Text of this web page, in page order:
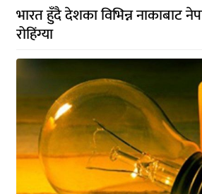
भारत हुँदै देशका विभिन्न नाकाबाट
रोहिंग्या